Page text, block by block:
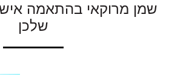
שמן מרוקאי בהתאמה
שלכן